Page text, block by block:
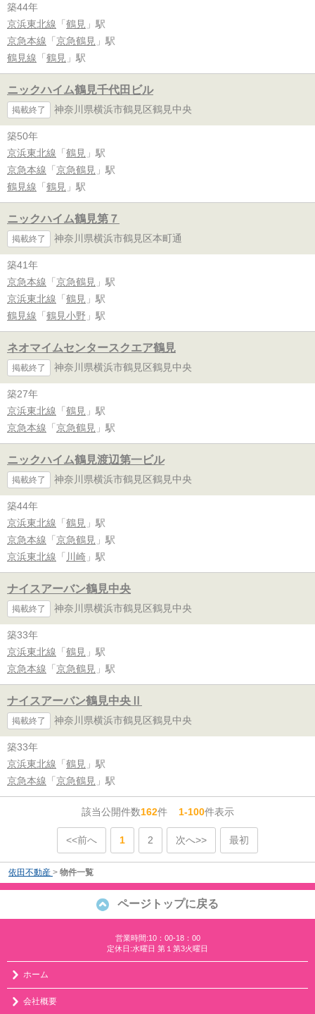
築44年
京浜東北線 「 鶴見 」駅
京急本線 「 京急鶴見 」駅
鶴見線 「 鶴見 」駅
ニックハイム鶴見千代田ビル
掲載終了 神奈川県横浜市鶴見区鶴見中央
築50年
京浜東北線 「 鶴見 」駅
京急本線 「 京急鶴見 」駅
鶴見線 「 鶴見 」駅
ニックハイム鶴見第７
掲載終了 神奈川県横浜市鶴見区本町通
築41年
京急本線 「 京急鶴見 」駅
京浜東北線 「 鶴見 」駅
鶴見線 「 鶴見小野 」駅
ネオマイムセンタースクエア鶴見
掲載終了 神奈川県横浜市鶴見区鶴見中央
築27年
京浜東北線 「 鶴見 」駅
京急本線 「 京急鶴見 」駅
ニックハイム鶴見渡辺第一ビル
掲載終了 神奈川県横浜市鶴見区鶴見中央
築44年
京浜東北線 「 鶴見 」駅
京急本線 「 京急鶴見 」駅
京浜東北線 「 川崎 」駅
ナイスアーバン鶴見中央
掲載終了 神奈川県横浜市鶴見区鶴見中央
築33年
京浜東北線 「 鶴見 」駅
京急本線 「 京急鶴見 」駅
ナイスアーバン鶴見中央Ⅱ
掲載終了 神奈川県横浜市鶴見区鶴見中央
築33年
京浜東北線 「 鶴見 」駅
京急本線 「 京急鶴見 」駅
該当公開件数162件1-100件表示
<<前へ 1 2 次へ>> 最初
依田不動産 > 物件一覧
ページトップに戻る
営業時間:10：00-18：00
定休日:水曜日 第１第3火曜日
ホーム
会社概要